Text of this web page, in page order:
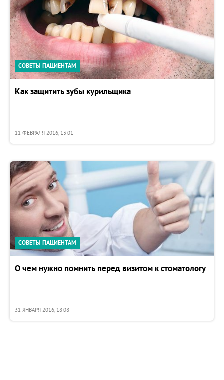
СОВЕТЫ ПАЦИЕНТАМ
Как защитить зубы курильщика
11 ФЕВРАЛЯ 2016, 13:01
СОВЕТЫ ПАЦИЕНТАМ
О чем нужно помнить перед визитом к стоматологу
31 ЯНВАРЯ 2016, 18:08